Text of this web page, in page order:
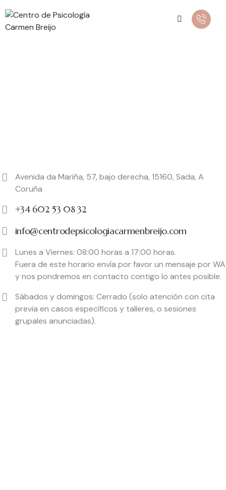
Avenida da Mariña, 57, bajo derecha, 15160, Sada, A
Coruña
+34 602 53 08 32
info@centrodepsicologiacarmenbreijo.com
Lunes a Viernes: 08:00 horas a 17:00 horas.
Fuera de este horario envía por favor un mensaje por WA
y nos pondremos en contacto contigo lo antes posible.
Sábados y domingos: Cerrado (solo atención con cita
previa en casos específicos y talleres, o sesiones
grupales anunciadas).